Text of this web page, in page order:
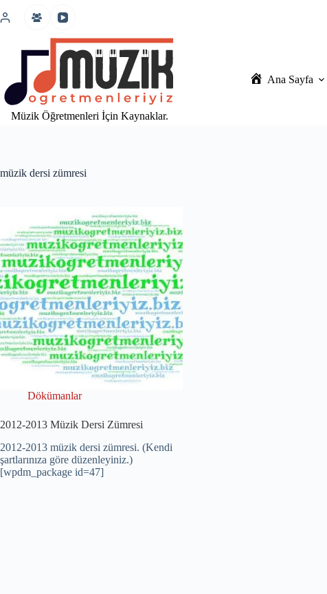
atla
Müzik Öğretmenleri İçin Kaynaklar.
Ana Sayfa
müzik dersi zümresi
Dökümanlar
2012-2013 Müzik Dersi Zümresi
2012-2013 müzik dersi zümresi. (Kendi
şartlarınıza göre düzenleyiniz.)
[wpdm_package id=47]